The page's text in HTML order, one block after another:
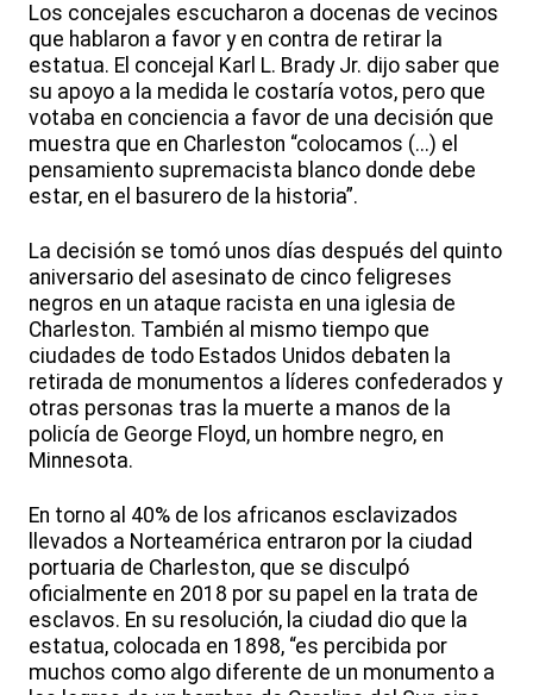
Los concejales escucharon a docenas de vecinos
que hablaron a favor y en contra de retirar la
estatua. El concejal Karl L. Brady Jr. dijo saber que
su apoyo a la medida le costaría votos, pero que
votaba en conciencia a favor de una decisión que
muestra que en Charleston “colocamos (...) el
pensamiento supremacista blanco donde debe
estar, en el basurero de la historia”.
La decisión se tomó unos días después del quinto
aniversario del asesinato de cinco feligreses
negros en un ataque racista en una iglesia de
Charleston. También al mismo tiempo que
ciudades de todo Estados Unidos debaten la
retirada de monumentos a líderes confederados y
otras personas tras la muerte a manos de la
policía de George Floyd, un hombre negro, en
Minnesota.
En torno al 40% de los africanos esclavizados
llevados a Norteamérica entraron por la ciudad
portuaria de Charleston, que se disculpó
oficialmente en 2018 por su papel en la trata de
esclavos. En su resolución, la ciudad dio que la
estatua, colocada en 1898, “es percibida por
muchos como algo diferente de un monumento a